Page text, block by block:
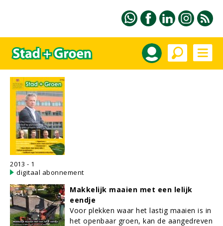
2013 - 1
digitaal abonnement
Makkelijk maaien met een lelijk
eendje
Voor plekken waar het lastig maaien is in
het openbaar groen, kan de aangedreven